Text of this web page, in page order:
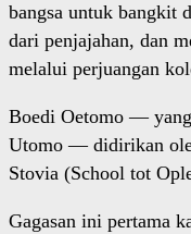
bangsa untuk bangkit
dari penjajahan, dan
melalui perjuangan
Boedi Oetomo —
Utomo — didirikan
Stovia (School tot
Gagasan ini pertama